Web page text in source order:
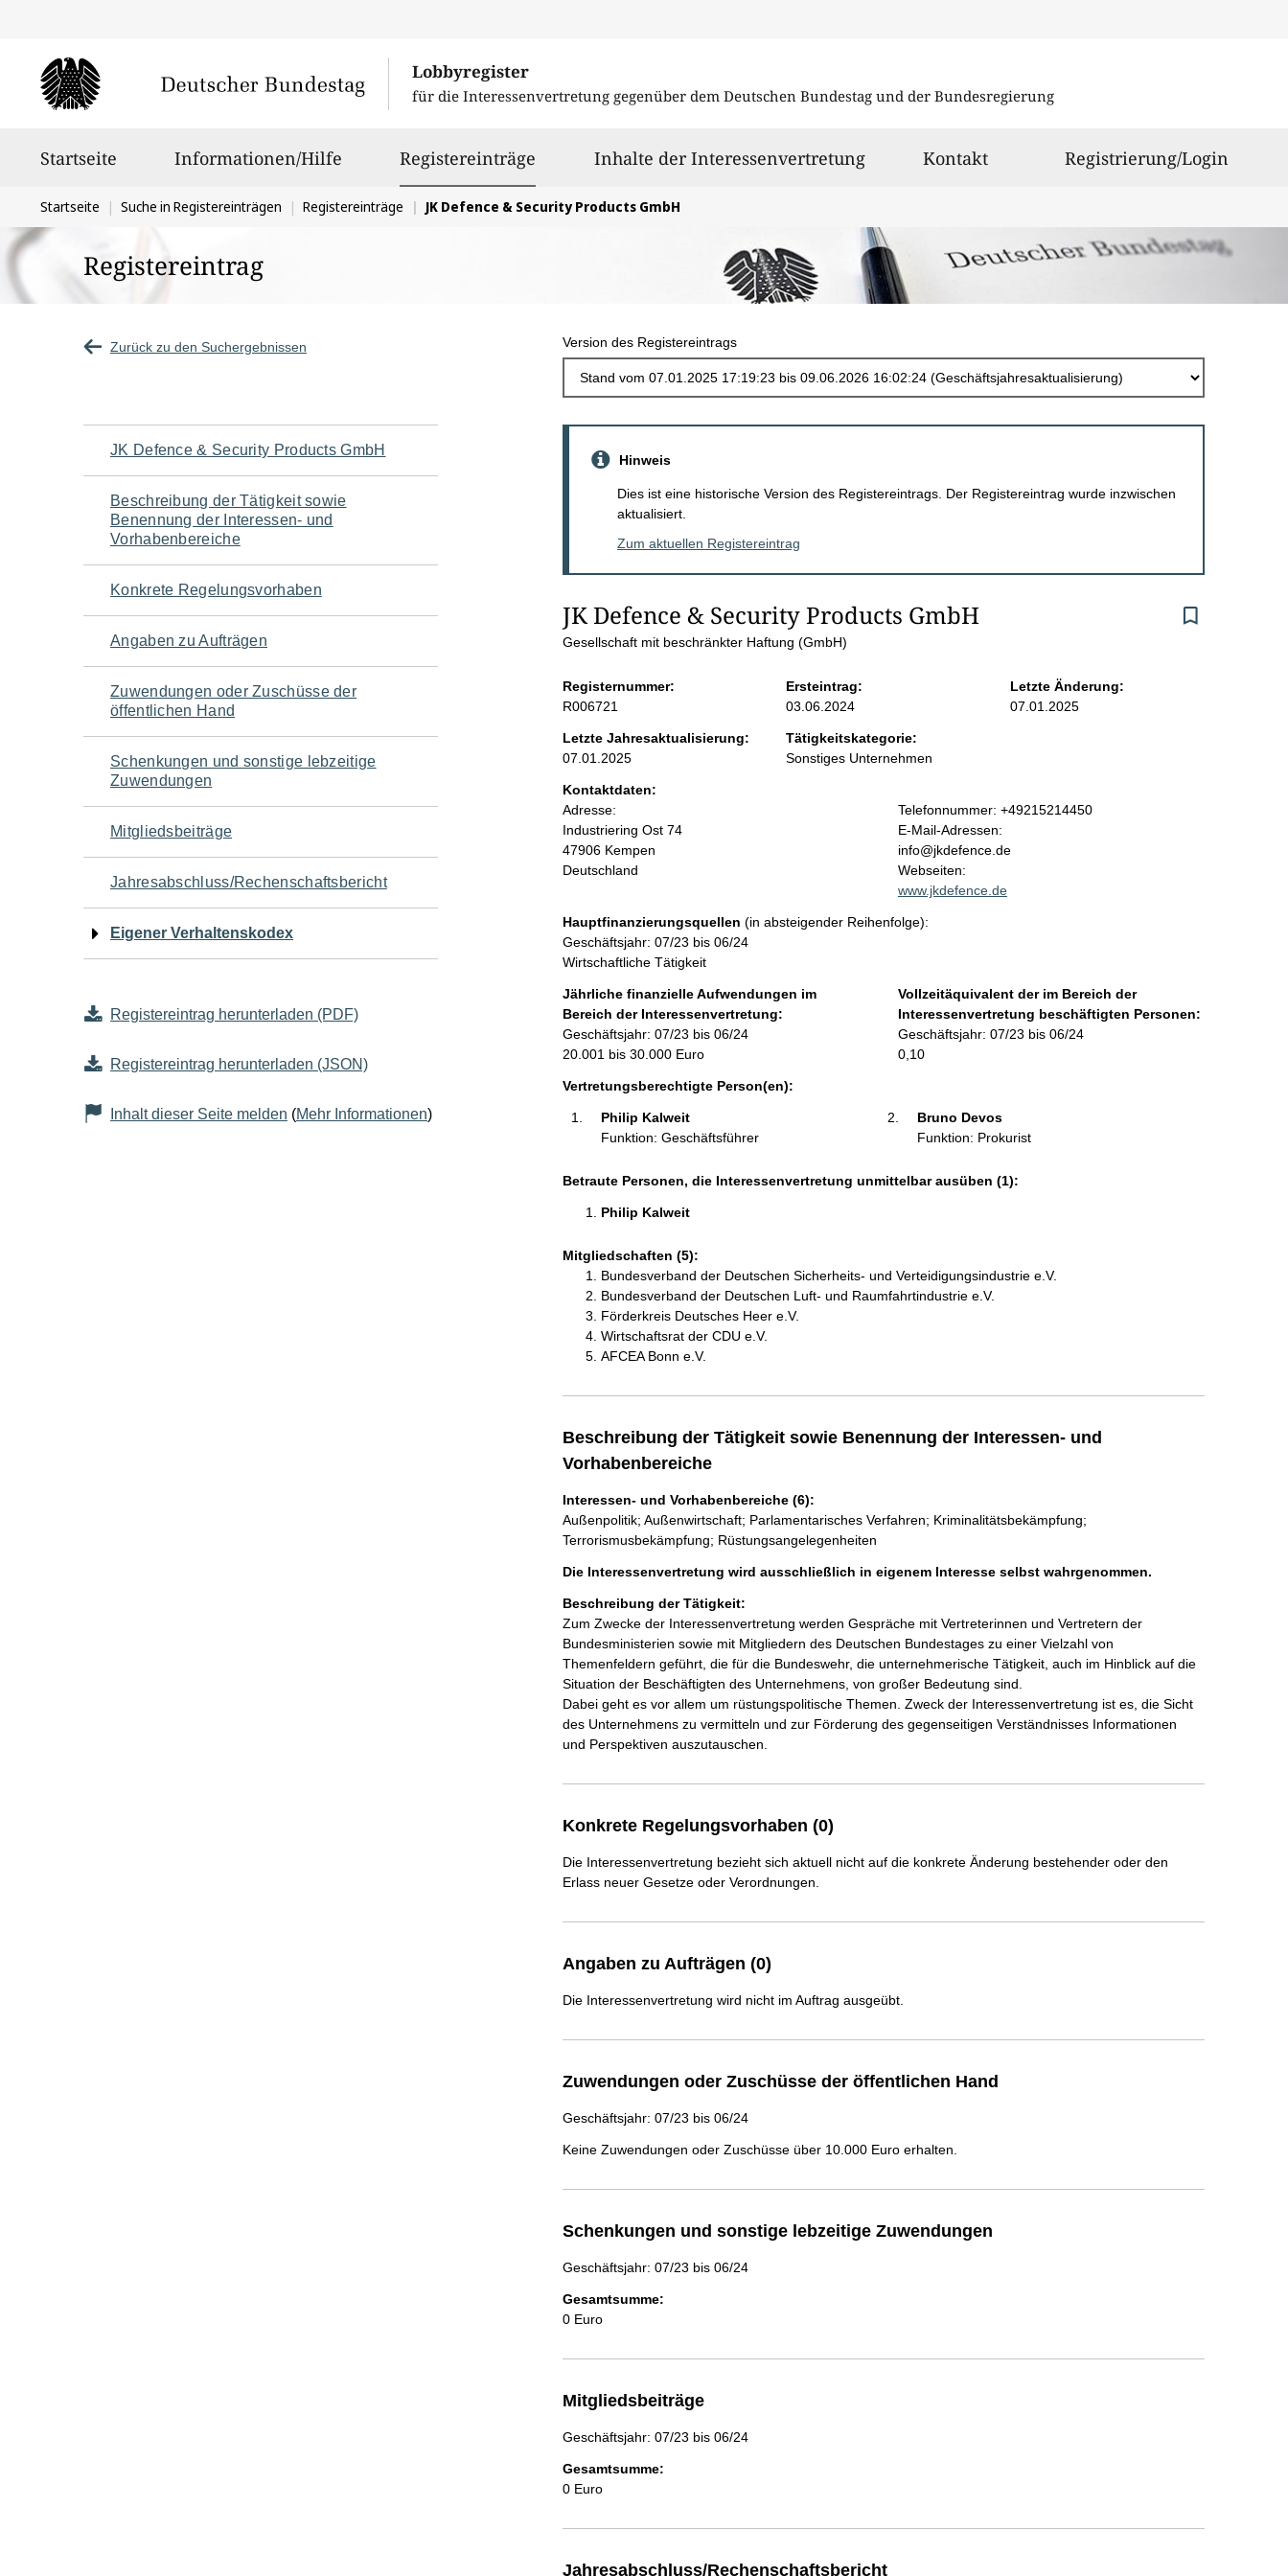
Lobbyregister
für die Interessenvertretung gegenüber dem Deutschen Bundestag und der Bundesregierung
Startseite Informationen/Hilfe Registereinträge ausgewähltInhalte der Interessenvertretung Kontakt Registrierung/Login
Sie
befinden
sich
hier:
Startseite Suche in Registereinträgen Registereinträge JK Defence & Security Products GmbH
Registereintrag
Zurück zu den Suchergebnissen Version des Registereintrags
Navigation
für
den
Seiteninhalt
JK Defence & Security Products GmbH
Beschreibung der Tätigkeit sowie
Benennung der Interessen- und
Vorhabenbereiche
Konkrete Regelungsvorhaben
Angaben zu Aufträgen
Zuwendungen oder Zuschüsse der
öffentlichen Hand
Schenkungen und sonstige lebzeitige
Zuwendungen
Mitgliedsbeiträge
Jahresabschluss/Rechenschaftsbericht
Eigener Verhaltenskodex
Registereintrag herunterladen (PDF)
Registereintrag herunterladen (JSON)
Inhalt dieser Seite melden (Mehr Informationen)
e
n
i
n
h
a
l
t
Hinweis
Dies ist eine historische Version des Registereintrags. Der Registereintrag wurde inzwischen
aktualisiert.
Zum aktuellen Registereintrag
JK Defence & Security Products GmbH
Gesellschaft mit beschränkter Haftung (GmbH)
Registernummer:
R006721
Ersteintrag:
03.06.2024
Letzte Änderung:
07.01.2025
Letzte Jahresaktualisierung:
07.01.2025
Tätigkeitskategorie:
Sonstiges Unternehmen
Kontaktdaten:
Adresse:
Industriering Ost 74
47906 Kempen
Deutschland
K
o
n
t
a
t
f
o
r
m
Telefonnummer: +49215214450
E-Mail-Adressen:
info@jkdefence.de
Webseiten:
www.jkdefence.de
Hauptfinanzierungsquellen (in absteigender Reihenfolge):
Geschäftsjahr: 07/23 bis 06/24
Wirtschaftliche Tätigkeit
Jährliche finanzielle Aufwendungen im
Bereich der Interessenvertretung:
Geschäftsjahr: 07/23 bis 06/24
20.001 bis 30.000 Euro
Vollzeitäquivalent der im Bereich der
Interessenvertretung beschäftigten Personen:
Geschäftsjahr: 07/23 bis 06/24
0,10
Vertretungsberechtigte Person(en):
Philip Kalweit
Funktion: Geschäftsführer
Bruno Devos
Funktion: Prokurist
Betraute Personen, die Interessenvertretung unmittelbar ausüben (1):
Philip Kalweit
Mitgliedschaften (5):
Bundesverband der Deutschen Sicherheits- und Verteidigungsindustrie e.V.
Bundesverband der Deutschen Luft- und Raumfahrtindustrie e.V.
Förderkreis Deutsches Heer e.V.
Wirtschaftsrat der CDU e.V.
AFCEA Bonn e.V.
Beschreibung der Tätigkeit sowie Benennung der Interessen- und
Vorhabenbereiche
Interessen- und Vorhabenbereiche (6):
Außenpolitik; Außenwirtschaft; Parlamentarisches Verfahren; Kriminalitätsbekämpfung;
Terrorismusbekämpfung; Rüstungsangelegenheiten
Die Interessenvertretung wird ausschließlich in eigenem Interesse selbst wahrgenommen.
Beschreibung der Tätigkeit:
Zum Zwecke der Interessenvertretung werden Gespräche mit Vertreterinnen und Vertretern der
Bundesministerien sowie mit Mitgliedern des Deutschen Bundestages zu einer Vielzahl von
Themenfeldern geführt, die für die Bundeswehr, die unternehmerische Tätigkeit, auch im Hinblick auf die
Situation der Beschäftigten des Unternehmens, von großer Bedeutung sind.
Dabei geht es vor allem um rüstungspolitische Themen. Zweck der Interessenvertretung ist es, die Sicht
des Unternehmens zu vermitteln und zur Förderung des gegenseitigen Verständnisses Informationen
und Perspektiven auszutauschen.
Konkrete Regelungsvorhaben (0)
Die Interessenvertretung bezieht sich aktuell nicht auf die konkrete Änderung bestehender oder den
Erlass neuer Gesetze oder Verordnungen.
Angaben zu Aufträgen (0)
Die Interessenvertretung wird nicht im Auftrag ausgeübt.
Zuwendungen oder Zuschüsse der öffentlichen Hand
Geschäftsjahr: 07/23 bis 06/24
Keine Zuwendungen oder Zuschüsse über 10.000 Euro erhalten.
Schenkungen und sonstige lebzeitige Zuwendungen
Geschäftsjahr: 07/23 bis 06/24
Gesamtsumme:
0 Euro
Mitgliedsbeiträge
Geschäftsjahr: 07/23 bis 06/24
Gesamtsumme:
0 Euro
Jahresabschluss/Rechenschaftsbericht